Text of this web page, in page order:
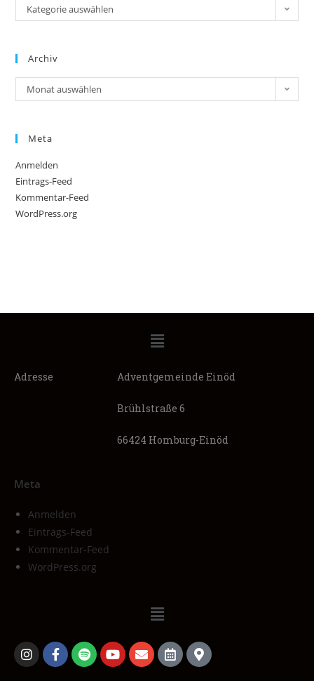
Kategorie auswählen
Archiv
Monat auswählen
Meta
Anmelden
Eintrags-Feed
Kommentar-Feed
WordPress.org
Adresse Adventgemeinde Einöd
Brühlstraße 6
66424 Homburg-Einöd
Meta
Anmelden
Eintrags-Feed
Kommentar-Feed
WordPress.org